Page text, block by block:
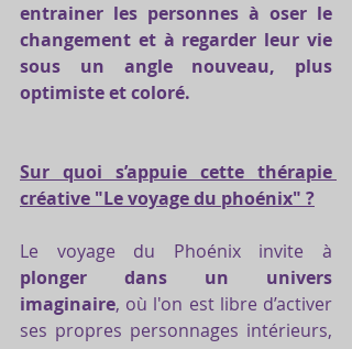
entrainer les personnes à oser le
changement et à regarder leur vie
sous un angle nouveau, plus
optimiste et coloré.
Sur quoi s’appuie cette thérapie
créative "Le voyage du phoénix" ?
plonger dans un univers
imaginaire, où l'on est libre d’activer
ses propres personnages intérieurs,